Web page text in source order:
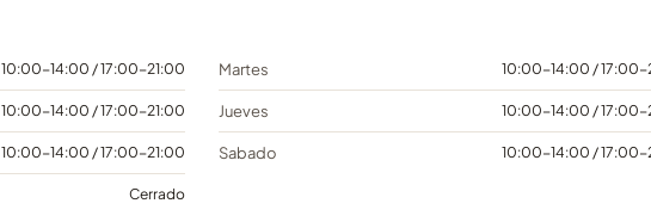
10:00-14:00 / 17:00-21:00 Martes 10:00-14:00 / 17:00-
10:00-14:00 / 17:00-21:00 Jueves 10:00-14:00 / 17:00-
10:00-14:00 / 17:00-21:00 Sabado 10:00-14:00 / 17:00-
Cerrado